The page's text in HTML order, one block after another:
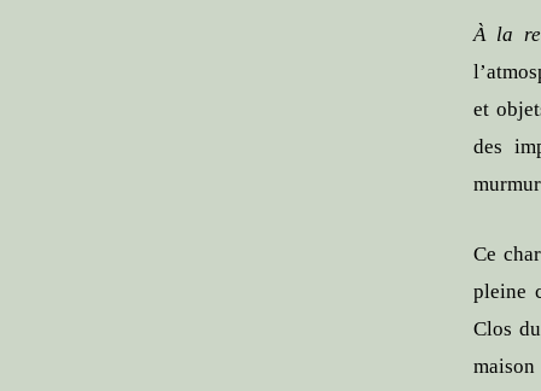
À la
et
des
Ce
pleine
Clos